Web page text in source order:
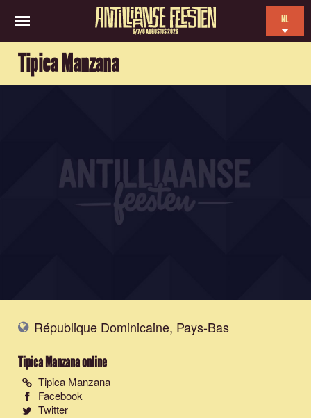
6/7/8 AUGUSTUS 2026
NL
Tipica Manzana
République Dominicaine, Pays-Bas
Tipica Manzanaonline
Tipica Manzana
Facebook
Twitter